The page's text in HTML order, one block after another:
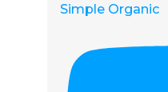
Simple Organic